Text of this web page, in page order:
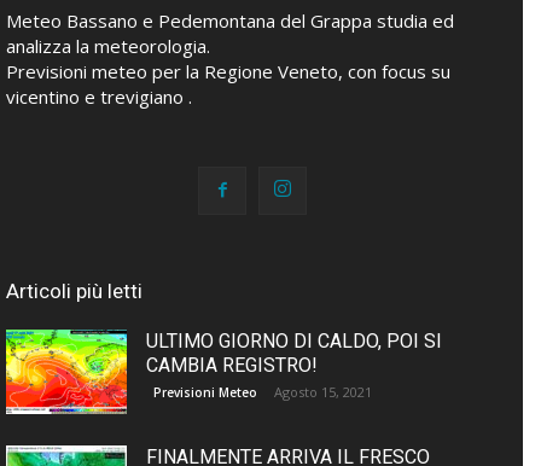
Meteo Bassano e Pedemontana del Grappa studia ed
analizza la meteorologia.
Previsioni meteo per la Regione Veneto, con focus su
vicentino e trevigiano .
Articoli più letti
ULTIMO GIORNO DI CALDO, POI SI
CAMBIA REGISTRO!
Previsioni Meteo Agosto 15, 2021
FINALMENTE ARRIVA IL FRESCO